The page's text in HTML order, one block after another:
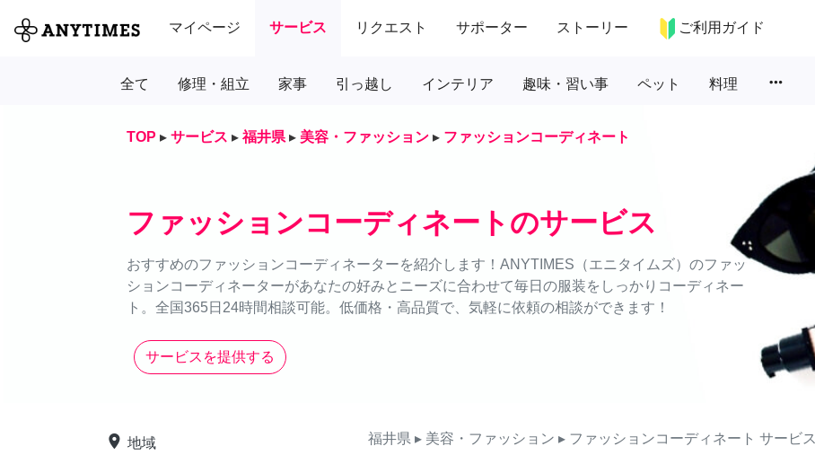
マイページ サービス リクエスト サポーター ストーリー ご利用ガイド
全て 修理・組立 家事 引っ越し インテリア 趣味・習い事 ペット 料理 more_horiz
TOP ▸ サービス ▸ 福井県 ▸ 美容・ファッション ▸ ファッションコーディネート
ファッションコーディネートのサービス
おすすめのファッションコーディネーターを紹介します！ANYTIMES（エニタイムズ）のファッ
ションコーディネーターがあなたの好みとニーズに合わせて毎日の服装をしっかりコーディネー
ト。全国365日24時間相談可能。低価格・高品質で、気軽に依頼の相談ができます！
サービスを提供する
place 地域 福井県 ▸ 美容・ファッション ▸ ファッションコーディネート サービス